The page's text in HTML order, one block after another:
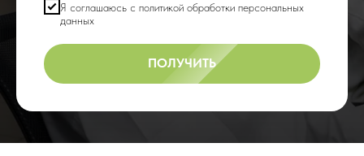
Я соглашаюсь с политикой обработки персональных
данных
ПОЛУЧИТЬ